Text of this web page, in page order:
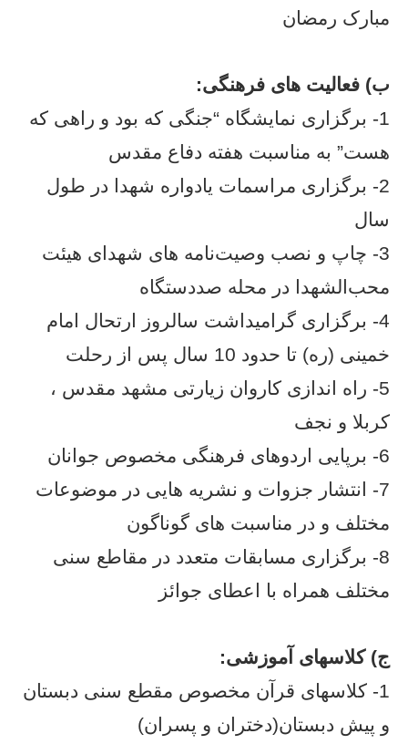
مبارک رمضان
ب) فعالیت های فرهنگی:
1- برگزاری نمایشگاه “جنگی که بود و راهی که
هست” به مناسبت هفته دفاع مقدس
2- برگزاری مراسمات یادواره شهدا در طول
سال
3- چاپ و نصب وصیت‌نامه های شهدای هیئت
محب‌الشهدا در محله صددستگاه
4- برگزاری گرامیداشت سالروز ارتحال امام
خمینی (ره) تا حدود 10 سال پس از رحلت
5- راه اندازی کاروان زیارتی مشهد مقدس ،
کربلا و نجف
6- برپایی اردوهای فرهنگی مخصوص جوانان
7- انتشار جزوات و نشریه هایی در موضوعات
مختلف و در مناسبت های گوناگون
8- برگزاری مسابقات متعدد در مقاطع سنی
مختلف همراه با اعطای جوائز
ج) کلاسهای آموزشی:
1- کلاسهای قرآن مخصوص مقطع سنی دبستان
و پیش دبستان(دختران و پسران)